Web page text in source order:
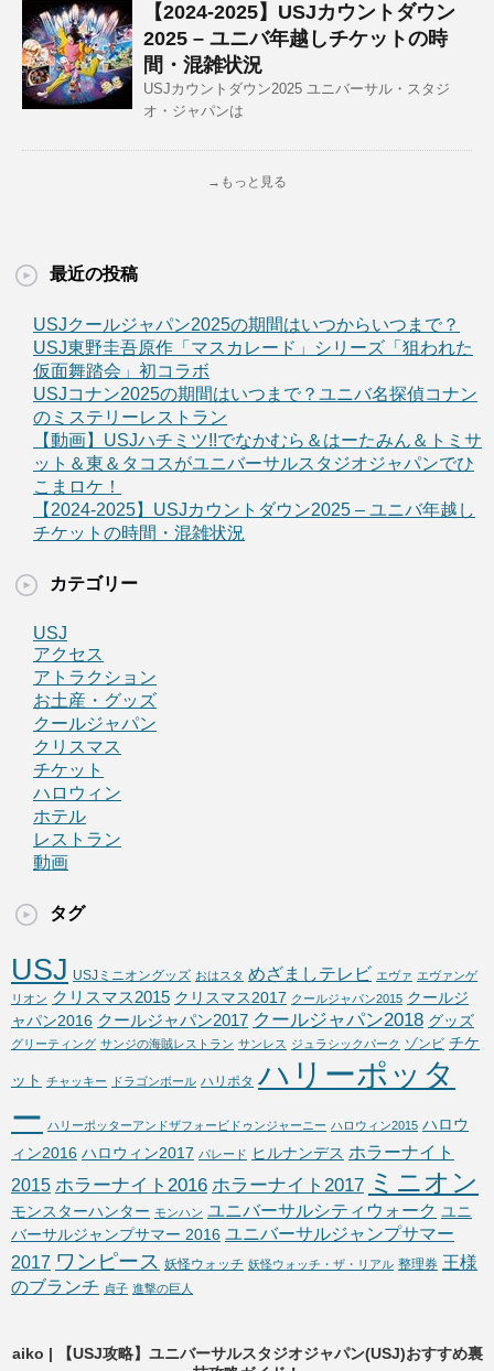
【2024-2025】USJカウントダウン
2025 – ユニバ年越しチケットの時
間・混雑状況
USJカウントダウン2025 ユニバーサル・スタジ
オ・ジャパンは
→もっと見る
最近の投稿
USJクールジャパン2025の期間はいつからいつまで？
USJ東野圭吾原作「マスカレード」シリーズ「狙われた
仮面舞踏会」初コラボ
USJコナン2025の期間はいつまで？ユニバ名探偵コナン
のミステリーレストラン
【動画】USJハチミツ!!でなかむら＆はーたみん＆トミサ
ット＆東＆タコスがユニバーサルスタジオジャパンでひ
こまロケ！
【2024-2025】USJカウントダウン2025 – ユニバ年越し
チケットの時間・混雑状況
カテゴリー
USJ
アクセス
アトラクション
お土産・グッズ
クールジャパン
クリスマス
チケット
ハロウィン
ホテル
レストラン
動画
タグ
USJ USJミニオングッズ おはスタ めざましテレビ エヴァ エヴァンゲ
リオン クリスマス2015 クリスマス2017 クールジャパン2015 クールジ
ャパン2016 クールジャパン2017 クールジャパン2018 グッズ
グリーティング サンジの海賊レストラン サンレス ジュラシックパーク ゾンビ チケ
ット チャッキー ドラゴンボール ハリポタ ハリーポッタ
ー ハリーポッターアンドザフォービドゥンジャーニー ハロウィン2015 ハロウ
ィン2016 ハロウィン2017 パレード ヒルナンデス ホラーナイト
2015 ホラーナイト2016 ホラーナイト2017 ミニオン
モンスターハンター モンハン ユニバーサルシティウォーク ユニ
バーサルジャンプサマー 2016 ユニバーサルジャンプサマー
2017 ワンピース 妖怪ウォッチ 妖怪ウォッチ・ザ・リアル 整理券 王様
のブランチ 貞子 進撃の巨人
aiko | 【USJ攻略】ユニバーサルスタジオジャパン(USJ)おすすめ裏